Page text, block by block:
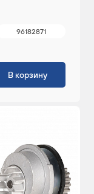
96182871
В корзину